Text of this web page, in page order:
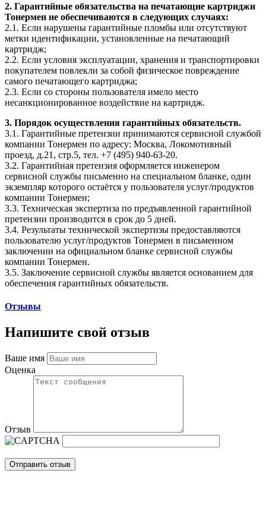
2. Гарантийные обязательства на печатающие картриджи
Тонермен не обеспечиваются в следующих случаях:
2.1. Если нарушены гарантийные пломбы или отсутствуют
метки идентификации, установленные на печатающий
картридж;
2.2. Если условия эксплуатации, хранения и транспортировки
покупателем повлекли за собой физическое повреждение
самого печатающего картриджа;
2.3. Если со стороны пользователя имело место
несанкционированное воздействие на картридж.
3. Порядок осуществления гарантийных обязательств.
3.1. Гарантийные претензии принимаются сервисной службой
компании Тонермен по адресу: Москва, Локомотивный
проезд, д.21, стр.5, тел. +7 (495) 940-63-20.
3.2. Гарантийная претензия оформляется инженером
сервисной службы письменно на специальном бланке, один
экземпляр которого остаётся у пользователя услуг/продуктов
компании Тонермен;
3.3. Техническая экспертиза по предъявленной гарантийной
претензии производится в срок до 5 дней.
3.4. Результаты технической экспертизы предоставляются
пользователю услуг/продуктов Тонермен в письменном
заключении на официальном бланке сервисной службы
компании Тонермен.
3.5. Заключение сервисной службы является основанием для
обеспечения гарантийных обязательств.
Отзывы
Напишите свой отзыв
Ваше имя
Оценка
Отзыв
Отправить отзыв